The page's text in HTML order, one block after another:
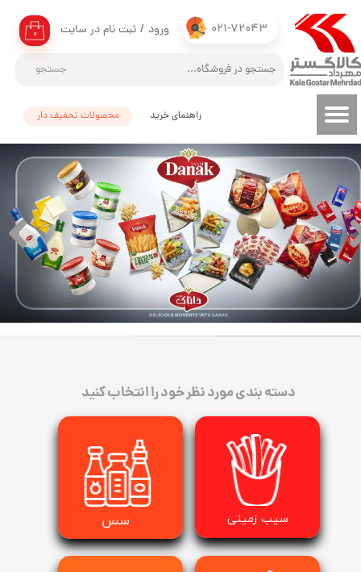
021-72043
جستجو
۰ ورود / ثبت نام در سایت
حساب کاربری من
تغییر گذر واژه
سفارشات
خروج از حساب کاربری
محصولات تحفیف دار راهنمای خرید
دسته بندی مورد نظر خود را انتخاب کنید
​سیب زمینی سس